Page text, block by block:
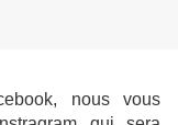
nous vous